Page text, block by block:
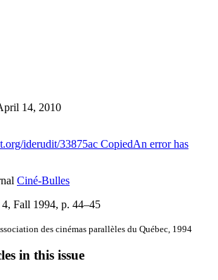
14, 2010
iderudit/33875ac CopiedAn error has
Ciné-Bulles
Fall 1994, p. 44–45
des cinémas parallèles du Québec, 1994
in this issue